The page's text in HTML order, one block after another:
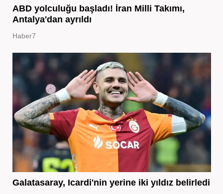
ABD yolculuğu başladı! İran Milli Takımı,
Antalya'dan ayrıldı
Haber7
Galatasaray, Icardi'nin yerine iki yıldız belirledi